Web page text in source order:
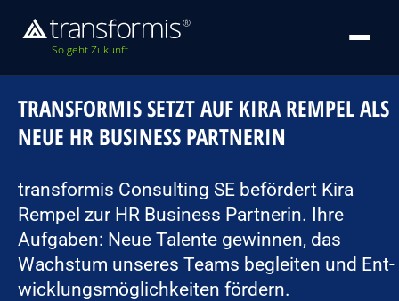
So geht Zukunft.
TRANSFORMIS SETZT AUF KIRA REMPEL ALS
NEUE HR BUSINESS PARTNERIN
transformis Consulting SE befördert Kira
Rempel zur HR Business Partnerin. Ihre
Aufgaben: Neue Talente gewinnen, das
Wachstum unseres Teams begleiten und Ent­
wicklungs­möglich­keiten fördern.